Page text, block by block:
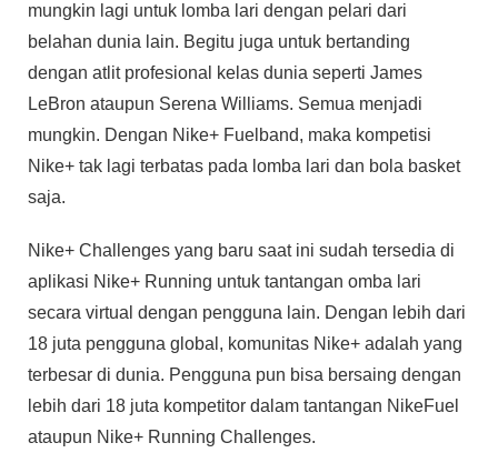
mungkin lagi untuk lomba lari dengan pelari dari
belahan dunia lain. Begitu juga untuk bertanding
dengan atlit profesional kelas dunia seperti James
LeBron ataupun Serena Williams. Semua menjadi
mungkin. Dengan Nike+ Fuelband, maka kompetisi
Nike+ tak lagi terbatas pada lomba lari dan bola basket
saja.
Nike+ Challenges yang baru saat ini sudah tersedia di
aplikasi Nike+ Running untuk tantangan omba lari
secara virtual dengan pengguna lain. Dengan lebih dari
18 juta pengguna global, komunitas Nike+ adalah yang
terbesar di dunia. Pengguna pun bisa bersaing dengan
lebih dari 18 juta kompetitor dalam tantangan NikeFuel
ataupun Nike+ Running Challenges.